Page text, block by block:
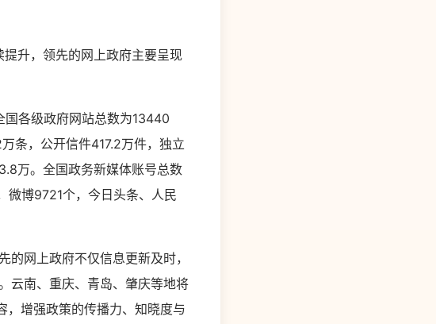
升，领先的网上政府主要呈现
各级政府网站总数为13440
条，公开信件417.2万件，独立
万。全国政务新媒体账号总数
博9721个，今日头条、人民
网上政府不仅信息更新及时，
云南、重庆、青岛、肇庆等地将
，增强政策的传播力、知晓度与